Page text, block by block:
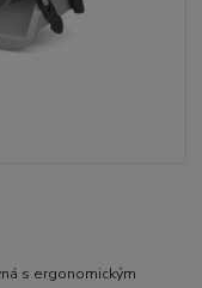
s ergonomickým